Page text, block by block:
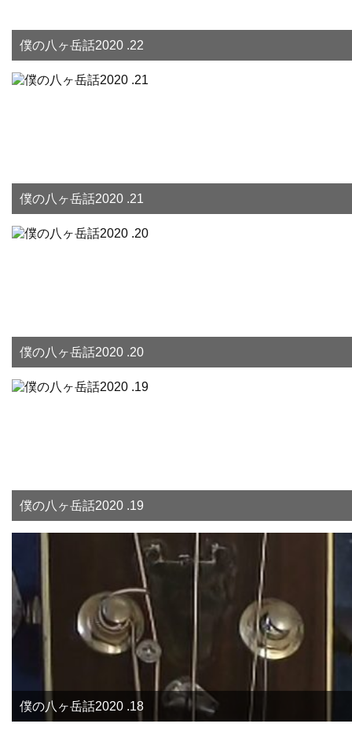
僕の八ヶ岳話2020 .22
僕の八ヶ岳話2020 .21
僕の八ヶ岳話2020 .20
僕の八ヶ岳話2020 .19
僕の八ヶ岳話2020 .18